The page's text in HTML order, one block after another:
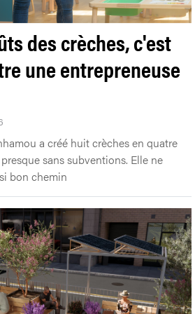
des crèches, c'est
une entrepreneuse
a créé huit crèches en quatre
sans subventions. Elle ne
bon chemin